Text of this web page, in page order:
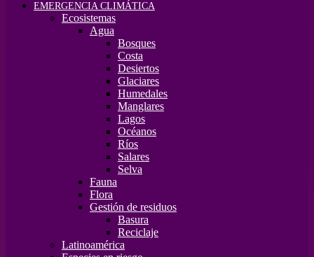
EMERGENCIA CLIMÁTICA
Ecosistemas
Agua
Bosques
Costa
Desiertos
Glaciares
Humedales
Manglares
Lagos
Océanos
Ríos
Salares
Selva
Fauna
Flora
Gestión de residuos
Basura
Reciclaje
Latinoamérica